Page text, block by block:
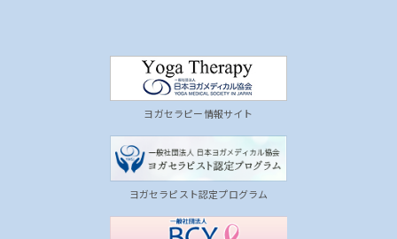
ヨガセラピー情報サイト
ヨガセラピスト認定プログラム